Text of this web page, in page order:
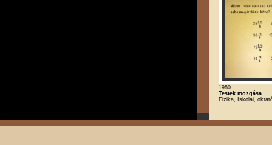
1980
Testek mozgása
Fizika, Iskolai,